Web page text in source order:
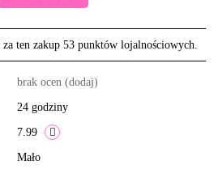
ten zakup 53 punktów lojalnościowych.
brak ocen (dodaj)
24 godziny
7.99
Mało